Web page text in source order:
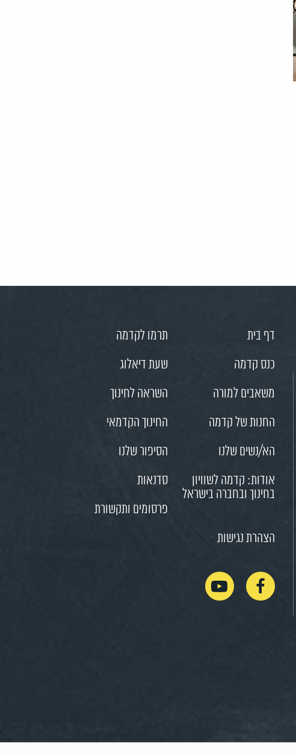
דף בית
תרמו לקדמה
כנס קדמה
שעת דיאלוג
משאבים למורה
השראה לחינוך
החנות של קדמה
החינוך הקדמאי
הא/נשים שלנו
הסיפור שלנו
אודות: קדמה לשוויון
בחינוך ובחברה בישראל
סדנאות
פרסומים ותקשורת
הצהרת נגישות